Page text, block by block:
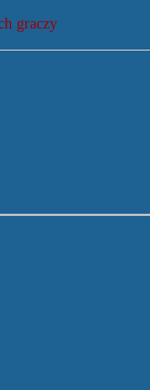
graczy